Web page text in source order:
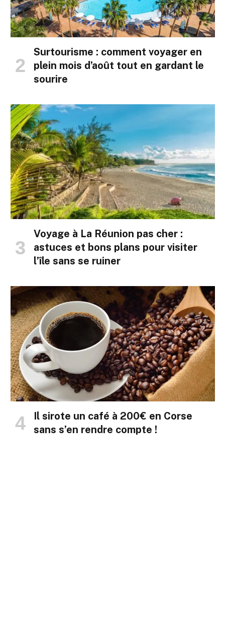
Surtourisme : comment voyager en
plein mois d’août tout en gardant le
sourire
Voyage à La Réunion pas cher :
astuces et bons plans pour visiter
l’île sans se ruiner
Il sirote un café à 200€ en Corse
sans s’en rendre compte !